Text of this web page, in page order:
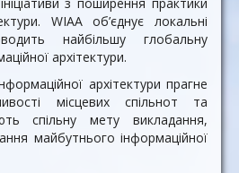
WIAA об’єднує локальні
найбільшу глобальну
архітектури.
архітектури прагне
місцевих спільнот та
спільну мету викладання,
майбутнього інформаційної